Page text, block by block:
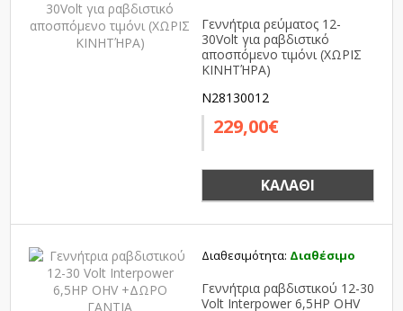
Γεννήτρια ρεύματος 12-
30Volt για ραβδιστικό
αποσπόμενο τιμόνι (ΧΩΡΙΣ
ΚΙΝΗΤΉΡΑ)
N28130012
229,00€
ΚΑΛΆΘΙ
Διαθεσιμότητα: Διαθέσιμο
Γεννήτρια ραβδιστικού 12-30
Volt Interpower 6,5HP OHV